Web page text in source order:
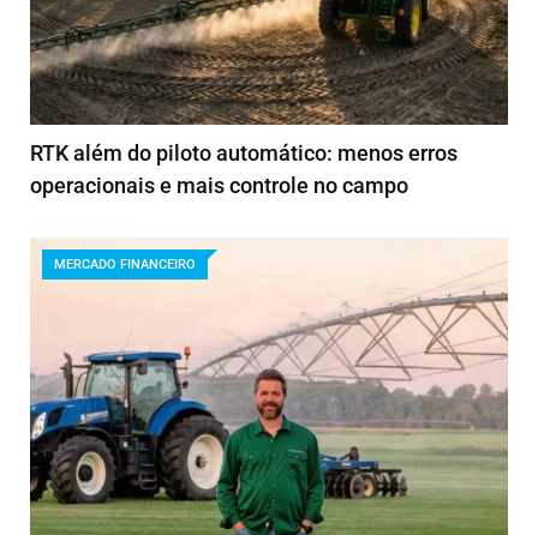
RTK além do piloto automático: menos erros
operacionais e mais controle no campo
MERCADO FINANCEIRO